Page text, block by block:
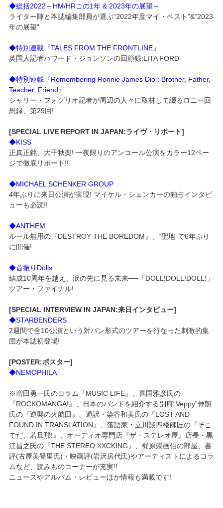
◆総括2022～HM/HRこの1年 & 2023年の展望～
ライター陣と本誌編集部員が選ぶ“2022年度マイ・ベスト”&“2023
年の展望”
◆特別連載『TALES FROM THE FRONTLINE』
英国人記者ハワード・ジョンソンの回顧録:LITA FORD
◆特別連載『Remembering Ronnie James Dio : Brother, Father,
Teacher, Friend』
シャリー・フォグリオ記者が周辺の人々に取材して綴るロニー回
想録、第29回!
[SPECIAL LIVE REPORT IN JAPAN:ライヴ・リポート]
◆KISS
正真正銘、大千秋楽! 一夜限りのアンコール公演をカラー12ペー
ジで徹底リポート!!
◆MICHAEL SCHENKER GROUP
4年ぶりに来日公演が実現! マイケル・シェンカーの独占インタビ
ューも必読!!
◆ANTHEM
ルール無用の『DESTROY THE BOREDOM』、“聖地”で6年ぶり
に開催!
◆首振りDolls
結成10周年を越え、涙の先に見る未来──「DOLL!DOLL!DOLL!」
ツアー・ファイナル!
[SPECIAL INTERVIEW IN JAPAN:来日インタビュー]
◆STARBENDERS
2週間で全10公演という対バン形式のツアーを行なった刺激的集
団が本誌初登場!
[POSTER:ポスター]
◆NEMOPHILA
※増田勇一氏のコラム『MUSIC LIFE』、喜国雅彦氏の
『ROCKOMANGA!』、日本のバンドを紹介する別府“Veppy”伸朗
氏の『逆襲の火航田』、通訳・染谷和美氏の『LOST AND
FOUND IN TRANSLATION』、落語家・立川談四楼師匠の『そこ
でだ、若旦那!』、オーディオ専門店『ザ・ステレオ屋』店長・黒
江昌之氏の『THE STEREO XXCKING』、梶原崇画伯の部屋、書
評(古屋美登里氏)・映画評(岩沢房代氏)やアーティストによるコラ
ムなど、読みものコーナーが充実!!
ニュースやアルバム・レビューほか情報も満載です!